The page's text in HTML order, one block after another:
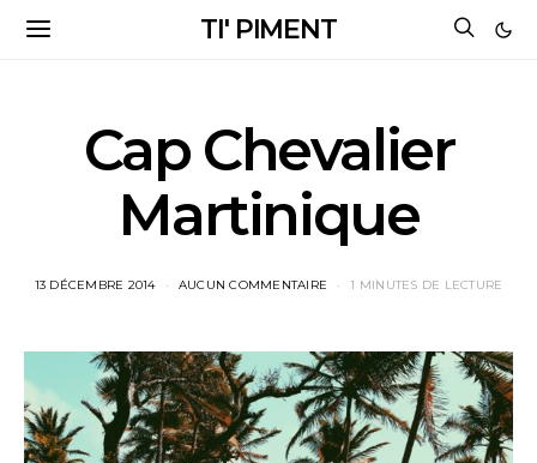
TI' PIMENT
Cap Chevalier
Martinique
13 DÉCEMBRE 2014 AUCUN COMMENTAIRE 1 MINUTES DE LECTURE